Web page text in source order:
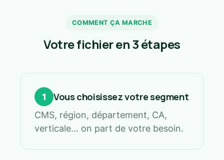
COMMENT ÇA MARCHE
Votre fichier en 3 étapes
1 Vous choisissez votre segment
CMS, région, département, CA,
verticale… on part de votre besoin.